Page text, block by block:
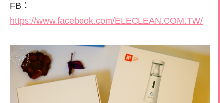
FB：
https://www.facebook.com/ELECLEAN.COM.TW/